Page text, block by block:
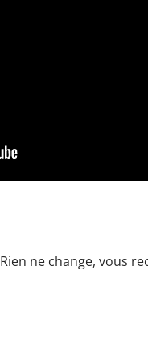
Rien ne change, vous